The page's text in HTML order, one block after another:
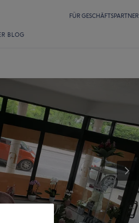
FÜR GESCHÄFTSPARTNER
BLOG